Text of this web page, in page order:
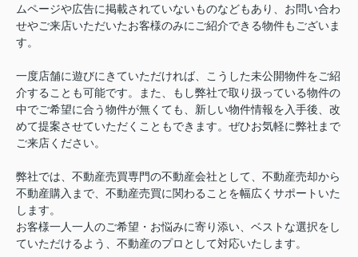
ムページや広告に掲載されていないものなどもあり、お問い合わ
せやご来店いただいたお客様のみにご紹介できる物件もございま
す。
一度店舗に遊びにきていただければ、こうした未公開物件をご紹
介することも可能です。また、もし弊社で取り扱っている物件の
中でご希望に合う物件が無くても、新しい物件情報を入手後、改
めて提案させていただくこともできます。ぜひお気軽に弊社まで
ご来店ください。
弊社では、不動産売買専門の不動産会社として、不動産売却から
不動産購入まで、不動産売買に関わることを幅広くサポートいた
します。
お客様一人一人のご希望・お悩みに寄り添い、ベストな選択をし
ていただけるよう、不動産のプロとして対応いたします。